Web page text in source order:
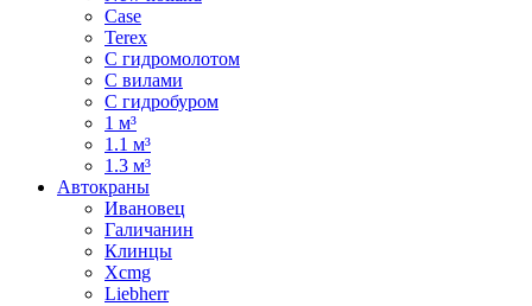
Case
Terex
С гидромолотом
С вилами
С гидробуром
1 м³
1.1 м³
1.3 м³
Автокраны
Ивановец
Галичанин
Клинцы
Xcmg
Liebherr